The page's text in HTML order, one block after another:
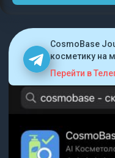
CosmoBase
косметику на
Перейти в